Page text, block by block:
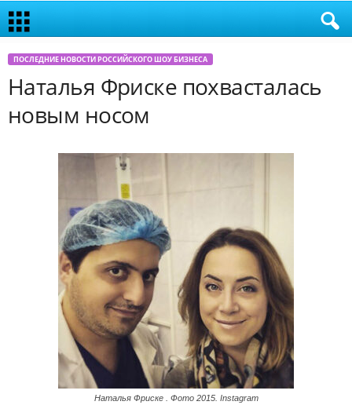
ПОСЛЕДНИЕ НОВОСТИ РОССИЙСКОГО ШОУ БИЗНЕСА
Наталья Фриске похвасталась
новым носом
Наталья Фриске . Фото 2015. Instagram